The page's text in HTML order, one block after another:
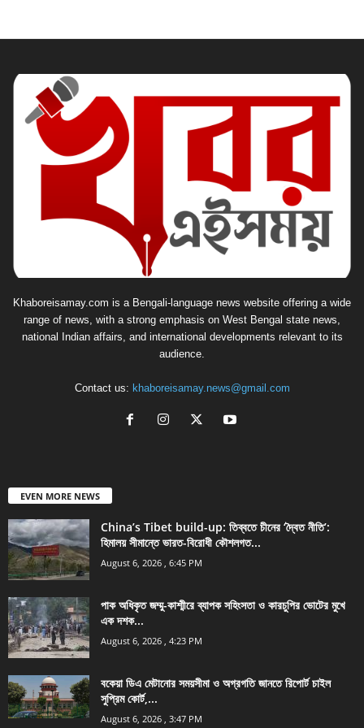
Khaboreisamay.com is a Bengali-language news website offering a wide
range of news, with a strong emphasis on West Bengal state news,
national Indian affairs, and international developments relevant to its
audience.
Contact us: khaboreisamay.news@gmail.com
EVEN MORE NEWS
China’s Tibet build-up: তিব্বতে চীনের ‘দ্বৈত নীতি’:
হিমালয় সীমান্তে ভারত-বিরোধী কৌশলগত...
August 6, 2026 , 6:45 PM
পাক অধিকৃত জম্মু-কাশ্মীরে ব্যাপক সহিংসতা ও কারচুপির ভোটের মুখে
এক দশক...
August 6, 2026 , 4:23 PM
বকেয়া ডিএ মেটানোর সময়সীমা ও অগ্রগতি জানতে রিপোর্ট চাইল
সুপ্রিম কোর্ট,...
August 6, 2026 , 3:47 PM